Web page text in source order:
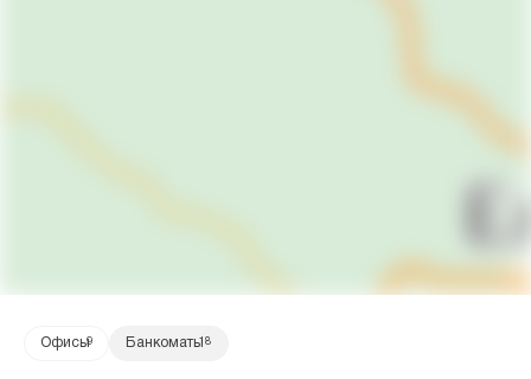
Офисы9 Банкоматы18